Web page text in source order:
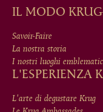
MAIN
MEN
IN
FOOTER
IL MODO KRUG
Savoir-Faire
La nostra storia
I nostri luoghi
L'ESPERIENZA
L'arte di degustare Krug